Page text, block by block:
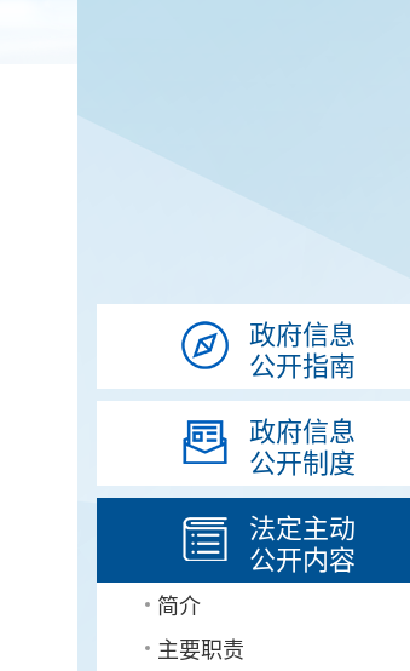
政府信息
公开指南
政府信息
公开制度
法定主动
公开内容
简介
主要职责